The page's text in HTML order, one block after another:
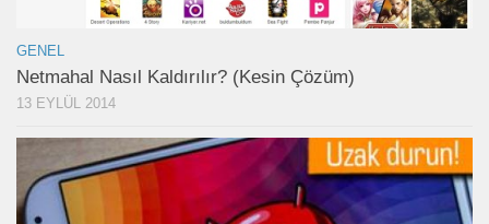
GENEL
Netmahal Nasıl Kaldırılır? (Kesin Çözüm)
13 EYLÜL 2014